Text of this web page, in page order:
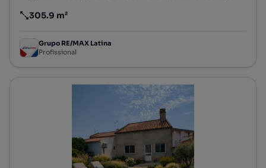
Preço por metro quadrado
305.9 m²
Grupo RE/MAX Latina
Profissional